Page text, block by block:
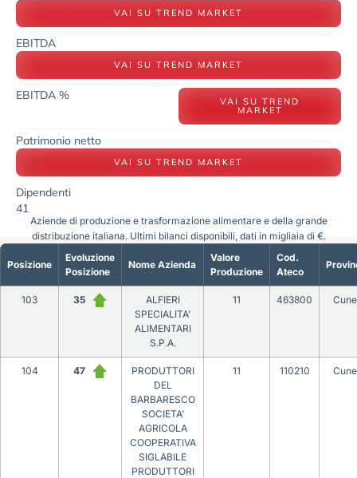
VAI SU TREND MARKET
EBITDA
VAI SU TREND MARKET
EBITDA % VAI SU TREND
MARKET
Patrimonio netto
VAI SU TREND MARKET
Dipendenti
41
Posizione
Evoluzione
Posizione
Nome Azienda
Valore
Produzione
Cod.
Ateco
103 35
ALFIERI
SPECIALITA’
ALIMENTARI
S.P.A.
11 463800
104 47
PRODUTTORI
DEL
BARBARESCO
SOCIETA’
AGRICOLA
COOPERATIVA
SIGLABILE
PRODUTTORI
11 110210
Aziende di produzione e trasformazione alimentare e della grande
distribuzione italiana. Ultimi bilanci disponibili, dati in migliaia di €.